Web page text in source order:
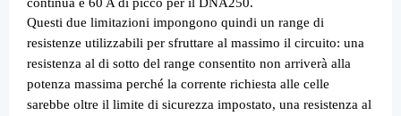
Questi due limitazioni impongono quindi un range di
resistenze utilizzabili per sfruttare al massimo il circuito: una
resistenza al di sotto del range consentito non arriverà alla
potenza massima perché la corrente richiesta alle celle
sarebbe oltre il limite di sicurezza impostato, una resistenza al